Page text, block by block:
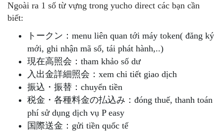
Ngoài ra 1 số từ vựng trong yucho direct các bạn cần
biết:
トークン：menu liên quan tới máy token( đăng ký
mới, ghi nhận mã số, tái phát hành,..)
現在高照会：tham khảo số dư
入出金詳細照会：xem chi tiết giao dịch
振込・振替：chuyển tiền
税金・各種料金の払込み：đóng thuế, thanh toán
phí sử dụng dịch vụ P easy
国際送金：gửi tiền quốc tế